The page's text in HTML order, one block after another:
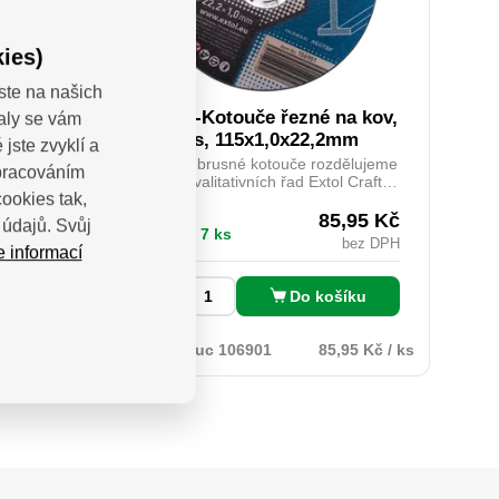
pro
lze
na
Kč
bez DPH
Kč / ks
106901-Kotouče řezné na kov,
5ks, 115x1,0x22,2mm
Řezné a brusné kotouče rozdělujeme
do tří kvalitativních řad Extol Craft,
přičemž řady Extol Premium a Extol
Industrial splňují vyšší kvalitativní
nároky profesionálních řemeslniků jak
prodlouženou životností. Řezné
kotouče Extol se vyznačují širokým
Skladem 7 ks
85,95 Kč
bez DPH
Do košíku
Kotouc 106901 85,95 Kč / ks
na našich
se vám
jste zvyklí a
tak,
Svůj
informací